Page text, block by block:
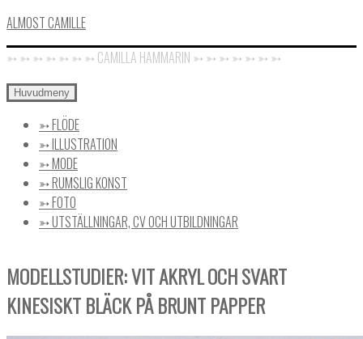
Hoppa
till
innehåll
ALMOST CAMILLE
➳ ➳ ➳ ➳ ➳ ➳ ➳ CAMILLA HAMMARIN ➳ ➳ ➳ ➳ ➳ ➳ ➳
Huvudmeny
➳ FLÖDE
➳ ILLUSTRATION
➳ MODE
➳ RUMSLIG KONST
➳ FOTO
➳ UTSTÄLLNINGAR, CV OCH UTBILDNINGAR
mina
studier
MODELLSTUDIER: VIT AKRYL OCH SVART
KINESISKT BLÄCK PÅ BRUNT PAPPER